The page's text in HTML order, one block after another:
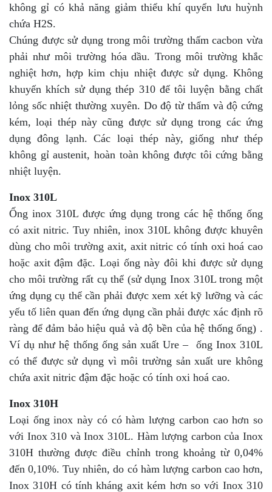
không gỉ có khả năng giảm thiểu khí quyển lưu huỳnh
chứa H2S.
Chúng được sử dụng trong môi trường thấm cacbon vừa
phải như môi trường hóa dầu. Trong môi trường khắc
nghiệt hơn, hợp kim chịu nhiệt được sử dụng. Không
khuyến khích sử dụng thép 310 để tôi luyện bằng chất
lỏng sốc nhiệt thường xuyên. Do độ từ thẩm và độ cứng
kém, loại thép này cũng được sử dụng trong các ứng
dụng đông lạnh. Các loại thép này, giống như thép
không gỉ austenit, hoàn toàn không được tôi cứng bằng
nhiệt luyện.
Inox 310L
Ống inox 310L được ứng dụng trong các hệ thống ống
có axit nitric. Tuy nhiên, inox 310L không được khuyên
dùng cho môi trường axit, axit nitric có tính oxi hoá cao
hoặc axit đậm đặc. Loại ống này đôi khi được sử dụng
cho môi trường rất cụ thể (sử dụng Inox 310L trong một
ứng dụng cụ thể cần phải được xem xét kỹ lưỡng và các
yếu tố liên quan đến ứng dụng cần phải được xác định rõ
ràng để đảm bảo hiệu quả và độ bền của hệ thống ống) .
Ví dụ như hệ thống ống sản xuất Ure – ống Inox 310L
có thể được sử dụng vì môi trường sản xuất ure không
chứa axit nitric đậm đặc hoặc có tính oxi hoá cao.
Inox 310H
Loại ống inox này có có hàm lượng carbon cao hơn so
với Inox 310 và Inox 310L. Hàm lượng carbon của Inox
310H thường được điều chỉnh trong khoảng từ 0,04%
đến 0,10%. Tuy nhiên, do có hàm lượng carbon cao hơn,
Inox 310H có tính kháng axit kém hơn so với Inox 310